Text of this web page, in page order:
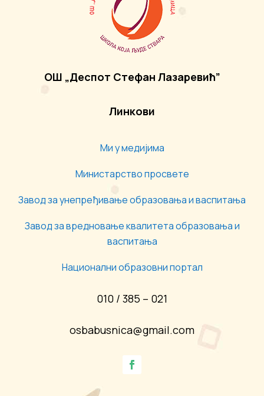
ОШ „Деспот Стефан Лазаревић”
Линкови
Ми у медијима
Министарство просвете
Завод за унепређивање образовања и васпитања
Завод за вредновање квалитета образовања и
васпитања
Национални образовни портал
010 / 385 – 021
osbabusnica@gmail.com